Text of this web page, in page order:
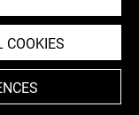
COOKIES